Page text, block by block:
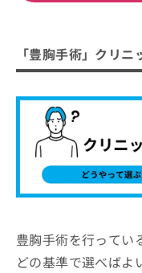
「豊胸手術」クリ
豊胸手術を行ってい
どの基準で選べばよ